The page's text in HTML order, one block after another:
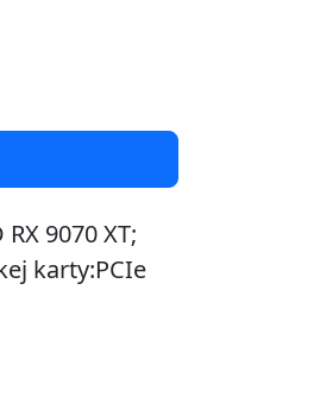
9070 XT;
karty:PCIe